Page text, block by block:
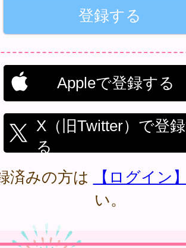
Appleで登録する
X（旧Twitter）で登
る
済みの方は
【ログイン
い。